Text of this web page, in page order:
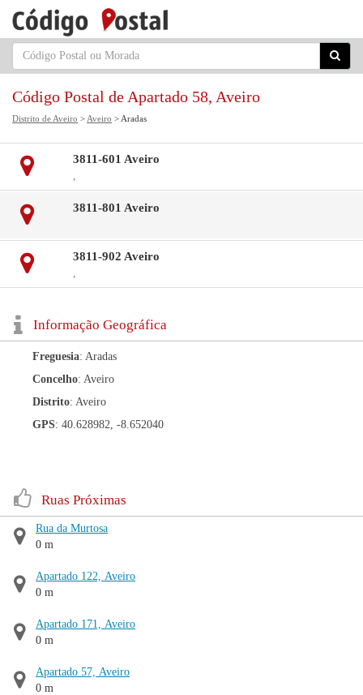
Código Postal de Apartado 58, Aveiro
Distrito de Aveiro > Aveiro > Aradas
3811-601 Aveiro
,
3811-801 Aveiro
3811-902 Aveiro
,
Informação Geográfica
Freguesia: Aradas
Concelho: Aveiro
Distrito: Aveiro
GPS: 40.628982, -8.652040
Ruas Próximas
Rua da Murtosa
0 m
Apartado 122, Aveiro
0 m
Apartado 171, Aveiro
0 m
Apartado 57, Aveiro
0 m